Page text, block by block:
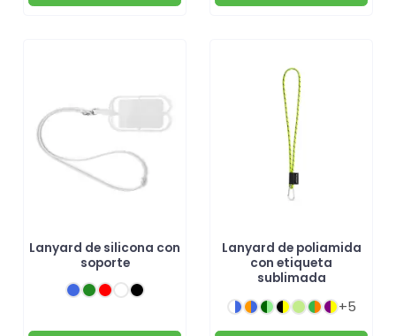
Lanyard de silicona con
soporte
Lanyard de poliamida
con etiqueta
sublimada
+5